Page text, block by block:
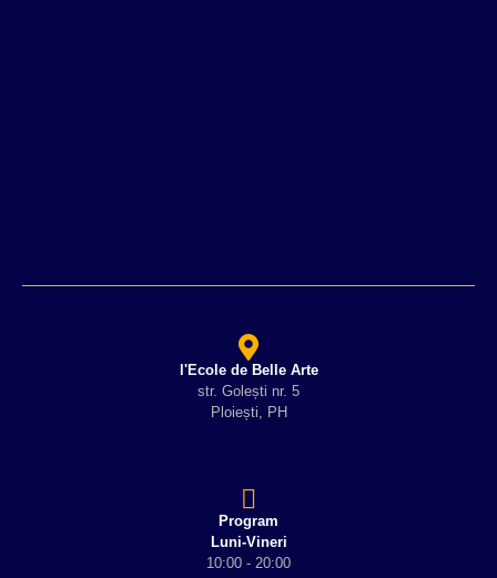
l'Ecole de Belle Arte
str. Golești nr. 5
Ploiești, PH
Program
Luni-Vineri
10:00 - 20:00